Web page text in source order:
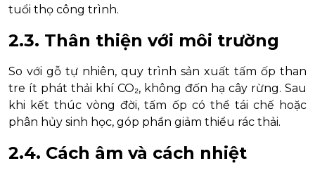
tuổi thọ công trình.
2.3. Thân thiện với môi trường
So với gỗ tự nhiên, quy trình sản xuất tấm ốp than
tre ít phát thải khí CO₂, không đốn hạ cây rừng. Sau
khi kết thúc vòng đời, tấm ốp có thể tái chế hoặc
phân hủy sinh học, góp phần giảm thiểu rác thải.
2.4. Cách âm và cách nhiệt